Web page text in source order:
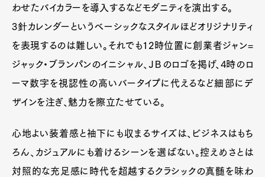
GourmetCars
ProductCultureLifestyle
Pen Membership
Magazine
Official Columnist
About
Pen Meet
わせたバイカラーを導入するなどモダニティを演出する。
3針カレンダーというベーシックなスタイルほどオリジナリティ
を表現するのは難しい。それでも12時位置に創業者ジャン=
ジャック・ブランパンのイニシャル、ＪＢのロゴを掲げ、4時のロ
ーマ数字を視認性の高いバータイプに代えるなど細部にデ
ザインを注ぎ、魅力を際立たせている。
心地よい装着感と袖下にも収まるサイズは、ビジネスはもち
ろん、カジュアルにも着けるシーンを選ばない。控えめさとは
対照的な充足感に時代を超越するクラシックの真髄を味わ